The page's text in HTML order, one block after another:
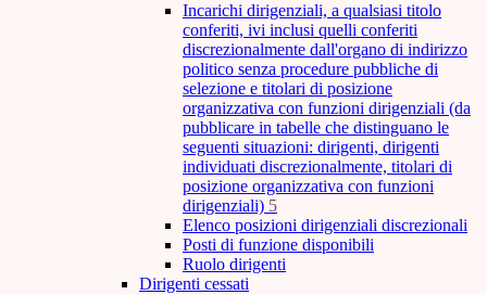
Incarichi dirigenziali, a qualsiasi titolo
conferiti, ivi inclusi quelli conferiti
discrezionalmente dall'organo di indirizzo
politico senza procedure pubbliche di
selezione e titolari di posizione
organizzativa con funzioni dirigenziali (da
pubblicare in tabelle che distinguano le
seguenti situazioni: dirigenti, dirigenti
individuati discrezionalmente, titolari di
posizione organizzativa con funzioni
dirigenziali) 5
Elenco posizioni dirigenziali discrezionali
Posti di funzione disponibili
Ruolo dirigenti
Dirigenti cessati